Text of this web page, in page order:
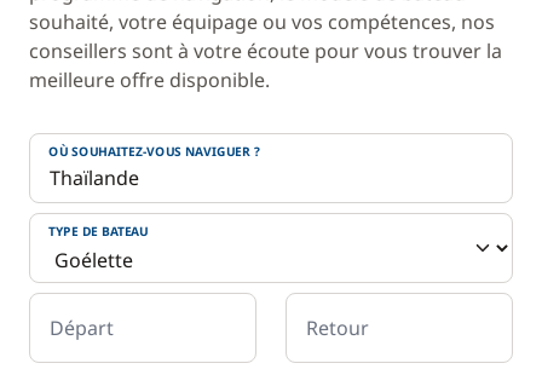
souhaité, votre équipage ou vos compétences, nos
conseillers sont à votre écoute pour vous trouver la
meilleure offre disponible.
OÙ SOUHAITEZ-VOUS NAVIGUER ?
TYPE DE BATEAU
Départ Retour